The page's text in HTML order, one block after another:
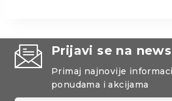
Prijavi se na
Primaj najnovije
ponudama i akcijama